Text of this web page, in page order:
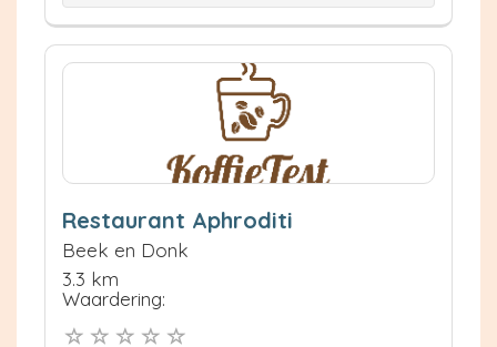
Restaurant Aphroditi
Beek en Donk
3.3 km
Waardering: